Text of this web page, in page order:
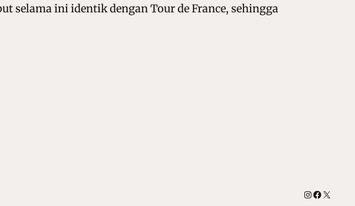
selama ini identik dengan Tour de France, sehingga
Instagram
Facebook
X